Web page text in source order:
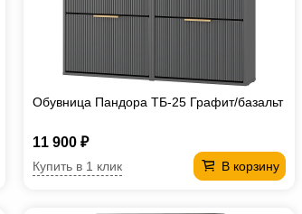
Обувница Пандора ТБ-25 Графит/базальт
11 900 ₽
В корзину
Купить в 1 клик